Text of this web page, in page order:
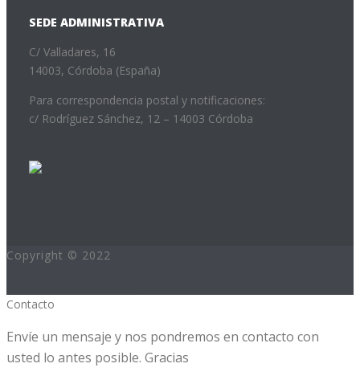
SEDE ADMINISTRATIVA
C/ Valladares, 16
14003, Córdoba (España)
Para correspondencia postal y notificaciones:
c/ Rodríguez Sánchez, 12 – 14003 Córdoba
Copyright © 2022
Contacto
Envíe un mensaje y nos pondremos en contacto con
usted lo antes posible. Gracias